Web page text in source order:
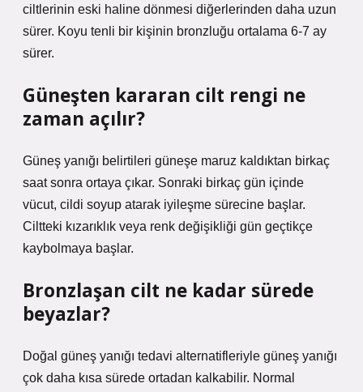
ciltlerinin eski haline dönmesi diğerlerinden daha uzun
sürer. Koyu tenli bir kişinin bronzluğu ortalama 6-7 ay
sürer.
Güneşten kararan cilt rengi ne
zaman açılır?
Güneş yanığı belirtileri güneşe maruz kaldıktan birkaç
saat sonra ortaya çıkar. Sonraki birkaç gün içinde
vücut, cildi soyup atarak iyileşme sürecine başlar.
Ciltteki kızarıklık veya renk değişikliği gün geçtikçe
kaybolmaya başlar.
Bronzlaşan cilt ne kadar sürede
beyazlar?
Doğal güneş yanığı tedavi alternatifleriyle güneş yanığı
çok daha kısa sürede ortadan kalkabilir. Normal